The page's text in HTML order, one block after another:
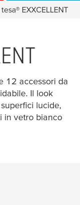
tesa® EXXCELLENT
12 accessori da
Il look
lucide,
in vetro bianco